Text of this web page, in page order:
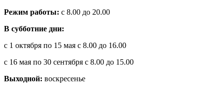
Режим работы: с 8.00 до 20.00
В субботние дни:
с 1 октября по 15 мая с 8.00 до 16.00
с 16 мая по 30 сентября с 8.00 до 15.00
Выходной: воскресенье